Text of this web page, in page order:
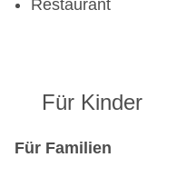
Restaurant
Für Kinder
Für Familien